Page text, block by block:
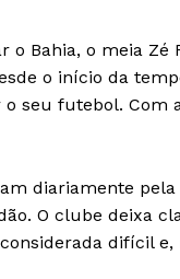
Bahia, o meia Zé
o início da
seu futebol.
diariamente
O clube deixa
difícil